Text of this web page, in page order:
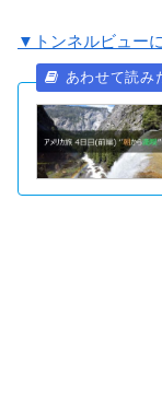
▼トンネルビュー